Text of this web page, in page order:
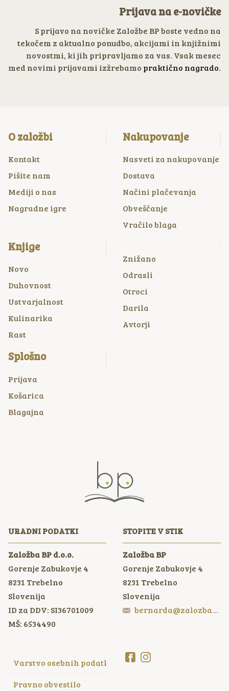
Prijava na e-novičke
S prijavo na novičke Založbe BP boste vedno na
tekočem z aktualno ponudbo, akcijami in knjižnimi
novostmi, ki jih pripravljamo za vas. Vsak mesec
med novimi prijavami izžrebamo praktično nagrado.
O založbi
Kontakt
Pišite nam
Mediji o nas
Nagradne igre
Nakupovanje
Nasveti za nakupovanje
Dostava
Načini plačevanja
Obveščanje
Vračilo blaga
Knjige
Novo
Duhovnost
Ustvarjalnost
Kulinarika
Rast
Znižano
Odrasli
Otroci
Darila
Avtorji
Splošno
Prijava
Košarica
Blagajna
URADNI PODATKI
Založba BP d.o.o.
Gorenje Zabukovje 4
8231 Trebelno
Slovenija
ID za DDV: SI36701009
MŠ: 6534490
STOPITE V STIK
Založba BP
Gorenje Zabukovje 4
8231 Trebelno
Slovenija
bernarda@zalozbabp.si
Varstvo osebnih podatkov
Pravno obvestilo